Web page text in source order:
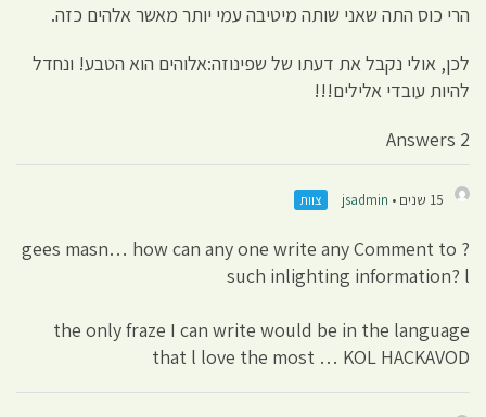
הרי כוס התה שאני שותה מיטיבה עמי יותר מאשר אלהים כזה.
לכן, אולי נקבל את דעתו של שפינוזה:אלוהים הוא הטבע! ונחדל
להיות עובדי אלילים!!!
2 Answers
15 שנים • jsadmin צוות
gees masn… how can any one write any Comment to ?
such inlighting information? l
the only fraze I can write would be in the language
that l love the most … KOL HACKAVOD